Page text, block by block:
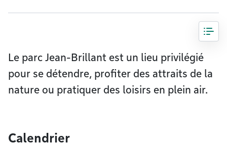
Le parc Jean-Brillant est un lieu privilégié
pour se détendre, profiter des attraits de la
nature ou pratiquer des loisirs en plein air.
Calendrier